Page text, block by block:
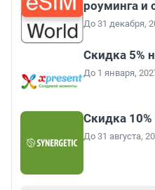
роуминга и
До 31 декабря,
Скидка 5%
До 1 января,
Скидка
До 31 августа,